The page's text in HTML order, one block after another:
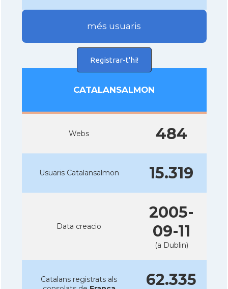
més usuaris
Registrar-t'hi!
CATALANSALMON
Webs 484
Usuaris Catalansalmon 15.319
Data creacio
2005-
09-11
(a Dublin)
Catalans registrats als
62.335